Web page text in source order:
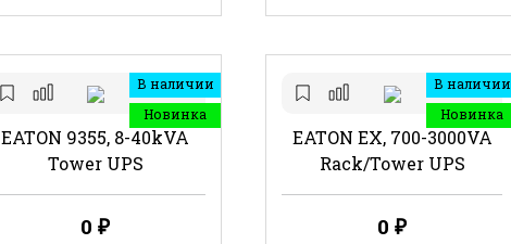
В наличии
Новинка
EATON 9355, 8-40kVA
Tower UPS
0₽
В наличии
Новинка
EATON EX, 700-3000VA
Rack/Tower UPS
0₽